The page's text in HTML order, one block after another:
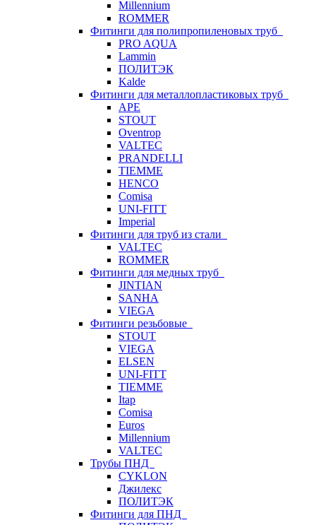
Millennium
ROMMER
Фитинги для полипропиленовых труб
PRO AQUA
Lammin
ПОЛИТЭК
Kalde
Фитинги для металлопластиковых труб
APE
STOUT
Oventrop
VALTEC
PRANDELLI
TIEMME
HENCO
Comisa
UNI-FITT
Imperial
Фитинги для труб из стали
VALTEC
ROMMER
Фитинги для медных труб
JINTIAN
SANHA
VIEGA
Фитинги резьбовые
STOUT
VIEGA
ELSEN
UNI-FITT
TIEMME
Itap
Comisa
Euros
Millennium
VALTEC
Трубы ПНД
CYKLON
Джилекс
ПОЛИТЭК
Фитинги для ПНД